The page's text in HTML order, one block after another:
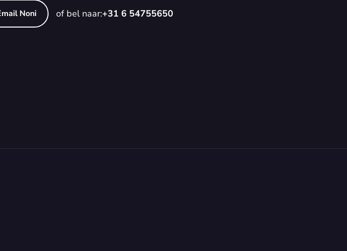
Noni of bel naar:+31 6 54755650